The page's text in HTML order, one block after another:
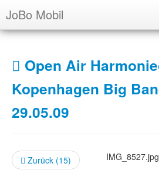
JoBo Mobil
Über uns
Ausbildung
Archiv
Übersicht
Presse
Open Air
Kopenhagen Big
29.05.09
Zurück (15) IMG_8527.jpg